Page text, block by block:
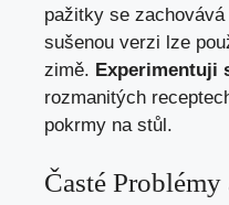
pažitky se
sušenou verzi lze
zimě. Experimentuji
rozmanitých
pokrmy na stůl.
Časté Problémy